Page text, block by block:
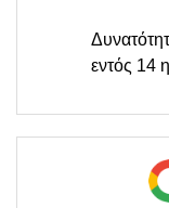
εντός 14